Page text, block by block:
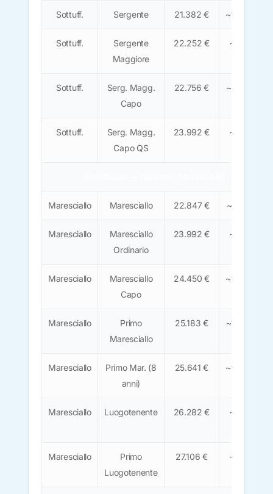
Sottuff. Sergente 21.382 € ~1.325 €
Sottuff.
Sergente
Maggiore
22.252 €
~1.380
Sottuff.
Serg. Magg.
Capo
22.756 € ~1.410 €
Sottuff.
Serg. Magg.
Capo QS
23.992 €
~1.490
Maresciallo Maresciallo 22.847 € ~1.415 €
Maresciallo
Maresciallo
Ordinario
23.992 €
~1.490
Maresciallo
Maresciallo
Capo
24.450 € ~1.520 €
Maresciallo
Primo
Maresciallo
25.183 € ~1.565 €
Maresciallo
Primo Mar. (8
anni)
25.641 € ~1.590 €
Maresciallo Luogotenente 26.282 €
~1.630
Maresciallo
Primo
Luogotenente
27.106 €
~1.680